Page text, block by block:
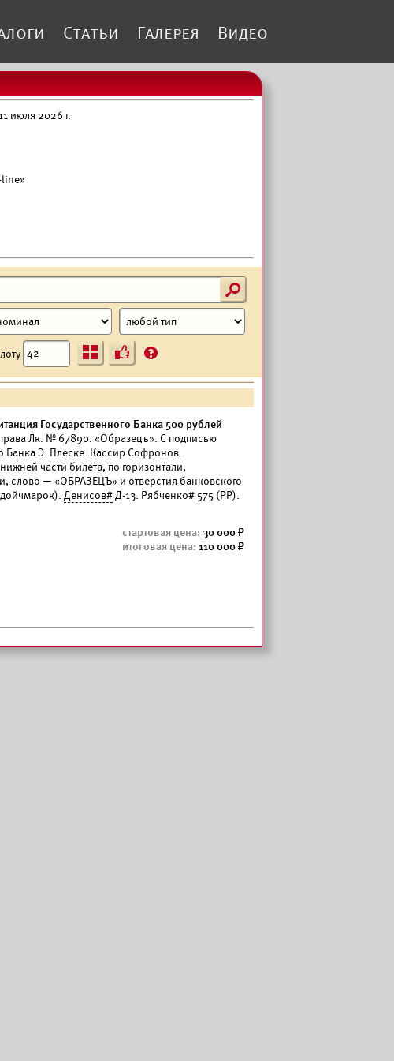
Статьи Галерея Видео
июля 2026 г.
line»
s
Ъ ?
Государственного Банка 500 рублей
Лк. № 67890. «Образецъ». С подписью
Банка Э. Плеске. Кассир Софронов.
части билета, по горизонтали,
слово — «ОБРАЗЕЦЪ» и отверстия банковского
Денисов#Д-13. Рябченко# 575 (РР).
30 000
110 000